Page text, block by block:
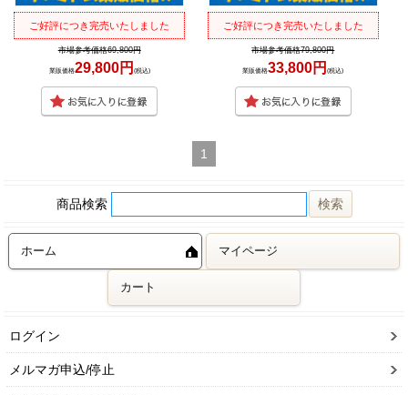
ご好評につき完売いたしました
市場参考価格69,800円
業販価格29,800円 (税込)
ご好評につき完売いたしました
市場参考価格79,800円
業販価格33,800円(税込)
1
商品検索
ホーム マイページ
カート
ログイン
メルマガ申込/停止